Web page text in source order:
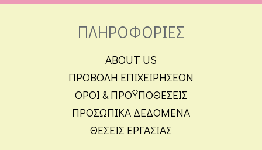
ΠΛΗΡΟΦΟΡΙΕΣ
ABOUT US
ΠΡΟΒΟΛΗ ΕΠΙΧΕΙΡΗΣΕΩΝ
ΟΡΟΙ & ΠΡΟΫΠΟΘΕΣΕΙΣ
ΠΡΟΣΩΠΙΚΑ ΔΕΔΟΜΕΝΑ
ΘΕΣΕΙΣ ΕΡΓΑΣΙΑΣ